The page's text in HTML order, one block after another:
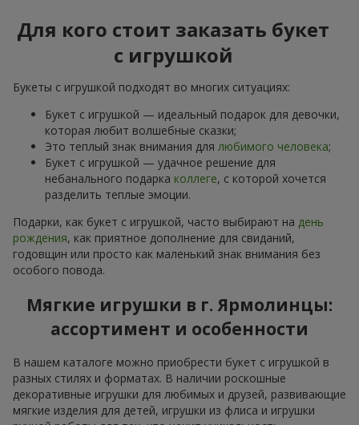
Для кого стоит заказать букет
с игрушкой
Букеты с игрушкой подходят во многих ситуациях:
Букет с игрушкой — идеальный подарок для девочки,
которая любит волшебные сказки;
Это теплый знак внимания для любимого человека;
Букет с игрушкой — удачное решение для
небанального подарка коллеге, с которой хочется
разделить теплые эмоции.
Подарки, как букет с игрушкой, часто выбирают на день
рождения, как приятное дополнение для свиданий,
годовщин или просто как маленький знак внимания без
особого повода.
Мягкие игрушки в г. Ярмолинцы:
ассортимент и особенности
В нашем каталоге можно приобрести букет с игрушкой в
разных стилях и форматах. В наличии роскошные
декоративные игрушки для любимых и друзей, развивающие
мягкие изделия для детей, игрушки из флиса и игрушки